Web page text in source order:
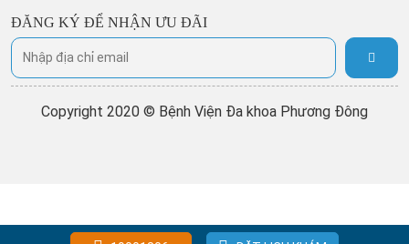
ĐĂNG KÝ ĐỂ NHẬN ƯU ĐÃI
Copyright 2020 © Bệnh Viện Đa khoa Phương Đông